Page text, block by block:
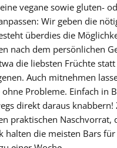
vegane sowie gluten-
Wir geben die
überdies die
nach dem persönlichen
die liebsten Früchte
Auch mitnehmen
Probleme. Einfach in
direkt daraus knabbern!
praktischen Naschvorrat,
halten die meisten Bars